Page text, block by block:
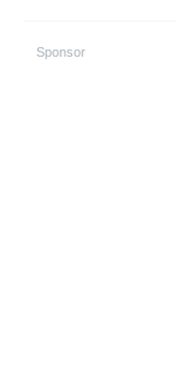
Sponsor